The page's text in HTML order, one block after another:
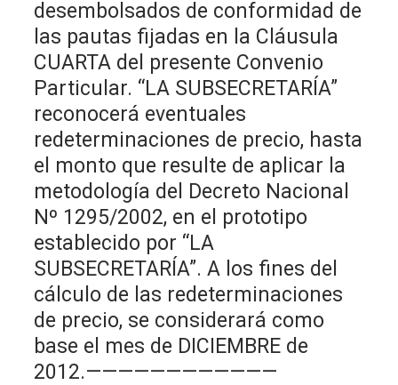
desembolsados de conformidad de
las pautas fijadas en la Cláusula
CUARTA del presente Convenio
Particular. “LA SUBSECRETARÍA”
reconocerá eventuales
redeterminaciones de precio, hasta
el monto que resulte de aplicar la
metodología del Decreto Nacional
Nº 1295/2002, en el prototipo
establecido por “LA
SUBSECRETARÍA”. A los fines del
cálculo de las redeterminaciones
de precio, se considerará como
base el mes de DICIEMBRE de
2012.————————————